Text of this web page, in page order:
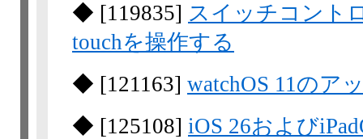
◆ [119835] スイッチコント
touchを操作する
◆ [121163] watchOS 11のア
◆ [125108] iOS 26および